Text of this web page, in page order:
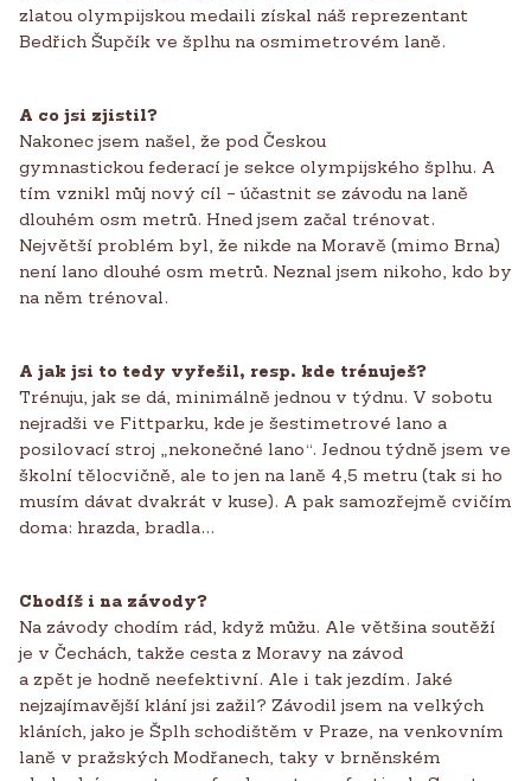
zlatou olympijskou medaili získal náš reprezentant
Bedřich Šupčík ve šplhu na osmimetrovém laně.
A co jsi zjistil?
Nakonec jsem našel, že pod Českou
gymnastickou federací je sekce olympijského šplhu. A
tím vznikl můj nový cíl – účastnit se závodu na laně
dlouhém osm metrů. Hned jsem začal trénovat.
Největší problém byl, že nikde na Moravě (mimo Brna)
není lano dlouhé osm metrů. Neznal jsem nikoho, kdo by
na něm trénoval.
A jak jsi to tedy vyřešil, resp. kde trénuješ?
Trénuju, jak se dá, minimálně jednou v týdnu. V sobotu
nejradši ve Fittparku, kde je šestimetrové lano a
posilovací stroj „nekonečné lano“. Jednou týdně jsem ve
školní tělocvičně, ale to jen na laně 4,5 metru (tak si ho
musím dávat dvakrát v kuse). A pak samozřejmě cvičím
doma: hrazda, bradla...
Chodíš i na závody?
Na závody chodím rád, když můžu. Ale většina soutěží
je v Čechách, takže cesta z Moravy na závod
a zpět je hodně neefektivní. Ale i tak jezdím. Jaké
nejzajímavější klání jsi zažil? Závodil jsem na velkých
kláních, jako je Šplh schodištěm v Praze, na venkovním
laně v pražských Modřanech, taky v brněnském